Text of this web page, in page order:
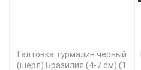
Галтовка турмалин черный
(шерл) Бразилия (4-7 см) (1